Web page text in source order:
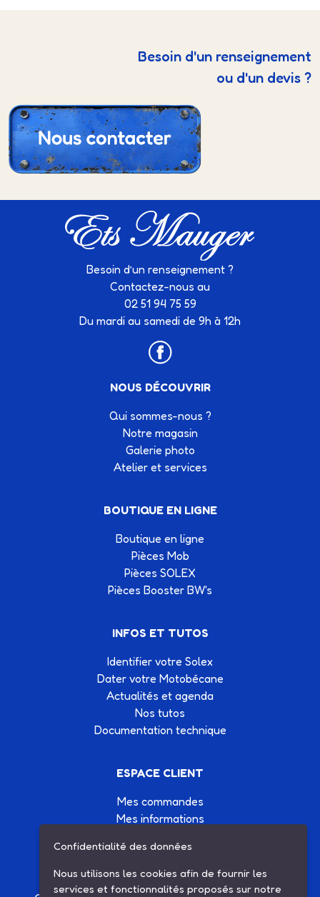
Besoin d'un renseignement
ou d'un devis ?
Besoin d’un renseignement ?
Contactez-nous au
02 51 94 75 59
Du mardi au samedi de 9h à 12h
NOUS DÉCOUVRIR
Qui sommes-nous ?
Notre magasin
Galerie photo
Atelier et services
BOUTIQUE EN LIGNE
Boutique en ligne
Pièces Mob
Pièces SOLEX
Pièces Booster BW's
INFOS ET TUTOS
Identifier votre Solex
Dater votre Motobécane
Actualités et agenda
Nos tutos
Documentation technique
ESPACE CLIENT
Mes commandes
Mes informations
Conditions générales de vente
Contactez-nous
Confidentialité des données
Nous utilisons les cookies afin de fournir les
services et fonctionnalités proposés sur notre